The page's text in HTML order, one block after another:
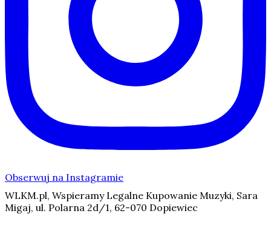
Obserwuj na Instagramie
WLKM.pl, Wspieramy Legalne Kupowanie Muzyki, Sara
Migaj, ul. Polarna 2d/1, 62-070 Dopiewiec